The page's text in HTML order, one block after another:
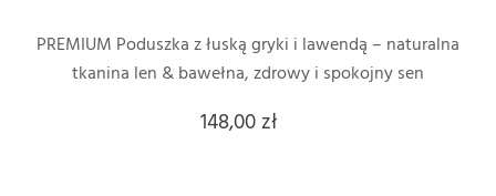
PREMIUM Poduszka z łuską gryki i lawendą – naturalna
tkanina len & bawełna, zdrowy i spokojny sen
148,00 zł